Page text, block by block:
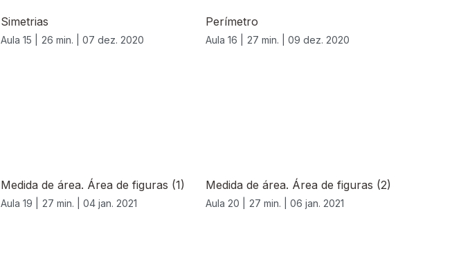
Simetrias
Aula 15 | 26 min. | 07 dez. 2020
Perímetro
Aula 16 | 27 min. | 09 dez. 2020
Medida de área. Área de figuras (1)
Aula 19 | 27 min. | 04 jan. 2021
Medida de área. Área de figuras (2)
Aula 20 | 27 min. | 06 jan. 2021